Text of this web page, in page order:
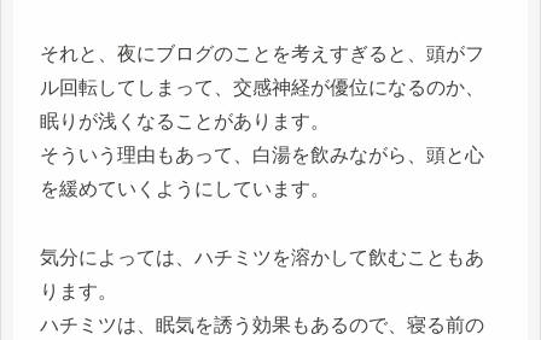
それと、夜にブログのことを考えすぎると、頭がフ
ル回転してしまって、交感神経が優位になるのか、
眠りが浅くなることがあります。
そういう理由もあって、白湯を飲みながら、頭と心
を緩めていくようにしています。
気分によっては、ハチミツを溶かして飲むこともあ
ります。
ハチミツは、眠気を誘う効果もあるので、寝る前の